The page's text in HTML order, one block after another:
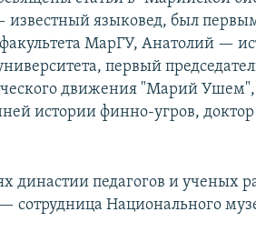
языковед, был
МарГУ, Анатолий —
первый
движения "Марий
истории финно-угров,
династии педагогов и ученых
сотрудница Национального